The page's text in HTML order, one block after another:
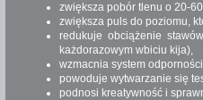
zwiększa pobór tlenu o 20-
zwiększa puls do poziomu,
redukuje obciążenie
każdorazowym wbiciu kija),
wzmacnia system
powoduje wytwarzanie się
podnosi kreatywność i